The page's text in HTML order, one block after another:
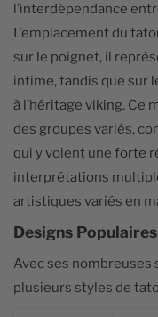
l’interdépendance
L'emplacement du
sur le poignet, il
intime, tandis que sur
à l’héritage viking.
des groupes variés,
qui y voient une forte
interprétations
artistiques variés en
Designs
Avec ses nombreuses
plusieurs styles de